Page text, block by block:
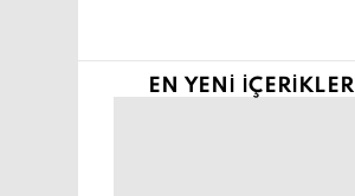
EN YENI İÇERIKLER